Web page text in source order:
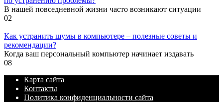
В нашей повседневной жизни часто возникают ситуации
02
Как устранить шумы в компьютере – полезные советы и
рекомендации?
Когда ваш персональный компьютер начинает издавать
08
Карта сайта
Контакты
Политика конфиденциальности сайта